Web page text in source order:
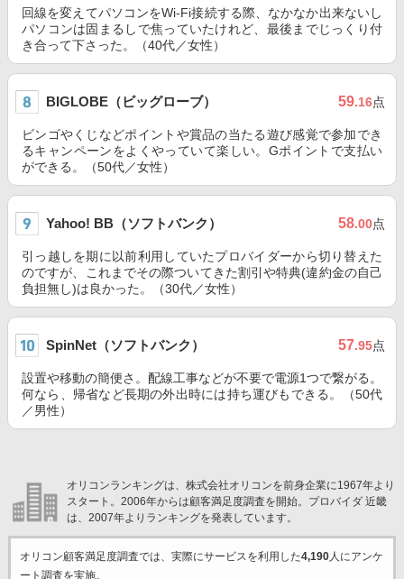
回線を変えてパソコンをWi-Fi接続する際、なかなか出来ないし
パソコンは固まるしで焦っていたけれど、最後までじっくり付
き合って下さった。（40代／女性）
BIGLOBE（ビッグローブ） 59.16点
ビンゴやくじなどポイントや賞品の当たる遊び感覚で参加でき
るキャンペーンをよくやっていて楽しい。Gポイントで支払い
ができる。（50代／女性）
Yahoo! BB（ソフトバンク） 58.00点
引っ越しを期に以前利用していたプロバイダーから切り替えた
のですが、これまでその際ついてきた割引や特典(違約金の自己
負担無し)は良かった。（30代／女性）
SpinNet（ソフトバンク） 57.95点
設置や移動の簡便さ。配線工事などが不要で電源1つで繋がる。
何なら、帰省など長期の外出時には持ち運びもできる。（50代
／男性）
オリコンランキングは、株式会社オリコンを前身企業に1967年より
スタート。2006年からは顧客満足度調査を開始。プロバイダ 近畿
は、2007年よりランキングを発表しています。
オリコン顧客満足度調査では、実際にサービスを利用した4,190人にアンケ
ート調査を実施。